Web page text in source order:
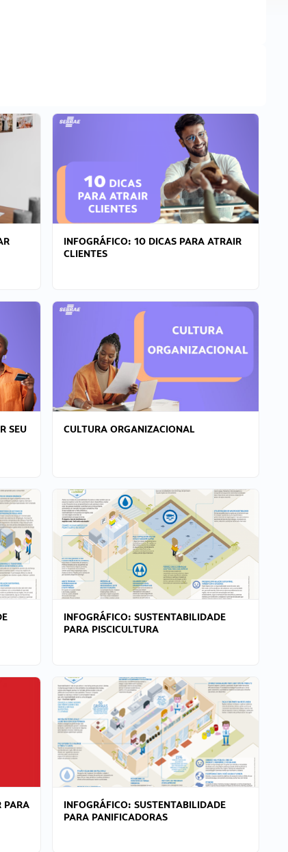
INFOGRÁFICO: 10 DICAS PARA ATRAIR
CLIENTES
SEU
CULTURA ORGANIZACIONAL
INFOGRÁFICO: SUSTENTABILIDADE
PARA PISCICULTURA
PARA
INFOGRÁFICO: SUSTENTABILIDADE
PARA PANIFICADORAS